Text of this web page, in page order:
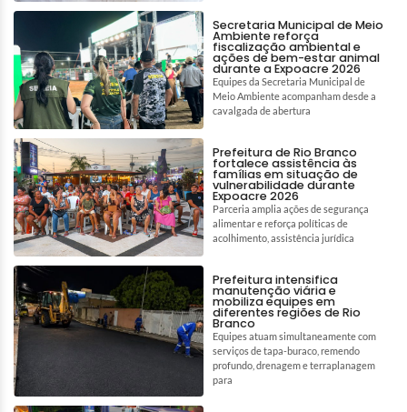
Secretaria Municipal de Meio
Ambiente reforça
fiscalização ambiental e
ações de bem-estar animal
durante a Expoacre 2026
Equipes da Secretaria Municipal de
Meio Ambiente acompanham desde a
cavalgada de abertura
Prefeitura de Rio Branco
fortalece assistência às
famílias em situação de
vulnerabilidade durante
Expoacre 2026
Parceria amplia ações de segurança
alimentar e reforça políticas de
acolhimento, assistência jurídica
Prefeitura intensifica
manutenção viária e
mobiliza equipes em
diferentes regiões de Rio
Branco
Equipes atuam simultaneamente com
serviços de tapa-buraco, remendo
profundo, drenagem e terraplanagem
para